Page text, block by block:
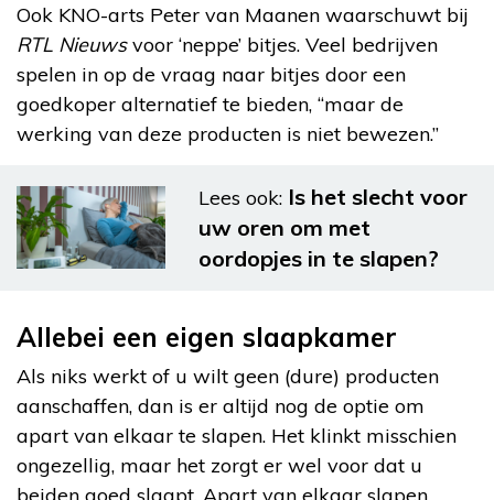
Ook KNO-arts Peter van Maanen waarschuwt bij
RTL Nieuwsvoor ‘neppe’ bitjes. Veel bedrijven
spelen in op de vraag naar bitjes door een
goedkoper alternatief te bieden, “maar de
werking van deze producten is niet bewezen.”
Lees ook: Is het slecht voor
uw oren om met
oordopjes in te slapen?
Allebei een eigen slaapkamer
Als niks werkt of u wilt geen (dure) producten
aanschaffen, dan is er altijd nog de optie om
apart van elkaar te slapen. Het klinkt misschien
ongezellig, maar het zorgt er wel voor dat u
beiden goed slaapt. Apart van elkaar slapen